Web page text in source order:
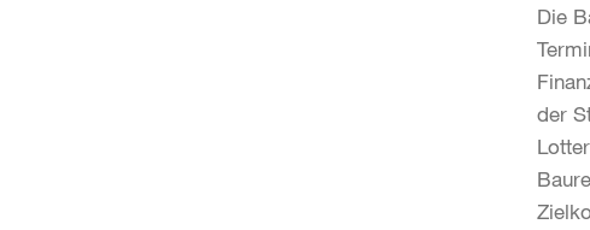
Die
der